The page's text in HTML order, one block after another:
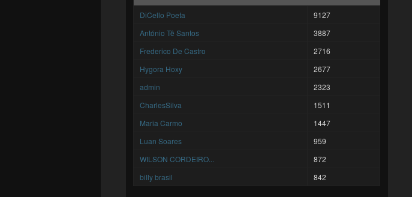
DiCello Poeta
9127
António Tê Santos
3887
Frederico De Castro
2716
Hygora Hoxy
2677
admin
2323
CharlesSilva
1511
Maria Carmo
1447
Luan Soares
959
WILSON CORDEIRO...
872
billy brasil
842